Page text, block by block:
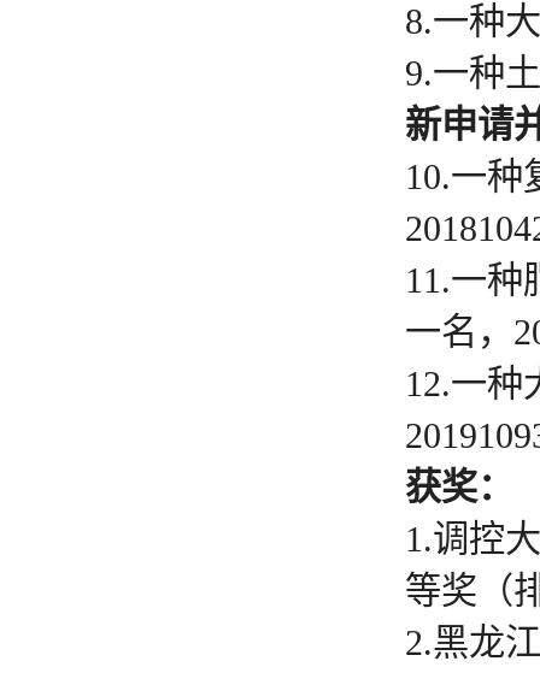
8.一种
9.一种
新申请
10.一种
11.一种
一名，
12.一种
获奖：
1.调控
等奖（
2.黑龙